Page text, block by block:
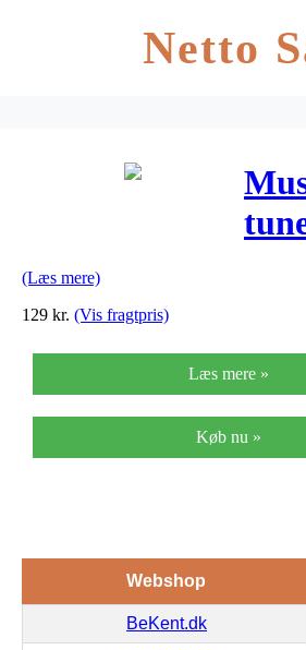
Netto
(Læs mere)
129 kr. (Vis fragtpris)
Læs mere »
Køb nu »
Webshop
BeKent.dk